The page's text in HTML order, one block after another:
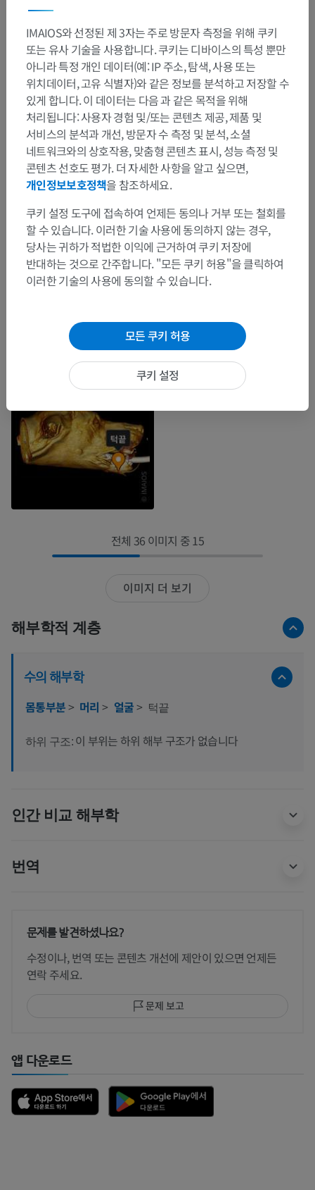
전체 36 이미지 중 15
이미지 더 보기
해부학적 계층
수의 해부학
몸통부분> 머리> 얼굴> 턱끝
하위 구조: 이 부위는 하위 해부 구조가 없습니다
인간 비교 해부학
번역
문제를 발견하셨나요?
수정이나, 번역 또는 콘텐츠 개선에 제안이 있으면 언제든
연락 주세요.
문제 보고
앱 다운로드
IMAIOS와 선정된 제 3자는 주로 방문자 측정을 위해 쿠키
또는 유사 기술을 사용합니다. 쿠키는 디바이스의 특성 뿐만
아니라 특정 개인 데이터(예: IP 주소, 탐색, 사용 또는
위치데이터, 고유 식별자)와 같은 정보를 분석하고 저장할 수
있게 합니다. 이 데이터는 다음 과 같은 목적을 위해
처리됩니다: 사용자 경험 및/또는 콘텐츠 제공, 제품 및
서비스의 분석과 개선, 방문자 수 측정 및 분석, 소셜
네트워크와의 상호작용, 맞춤형 콘텐츠 표시, 성능 측정 및
콘텐츠 선호도 평가. 더 자세한 사항을 알고 싶으면,
개인정보보호정책을 참조하세요.
쿠키 설정 도구에 접속하여 언제든 동의나 거부 또는 철회를
할 수 있습니다. 이러한 기술 사용에 동의하지 않는 경우,
당사는 귀하가 적법한 이익에 근거하여 쿠키 저장에
반대하는 것으로 간주합니다. "모든 쿠키 허용"을 클릭하여
이러한 기술의 사용에 동의할 수 있습니다.
모든 쿠키 허용
쿠키 설정